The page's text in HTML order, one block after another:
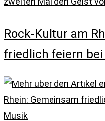
Rock-Kultur am
friedlich feiern